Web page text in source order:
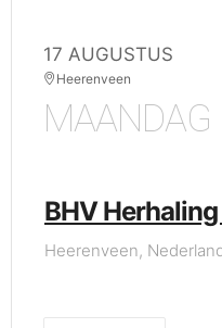
17 AUGUSTUS
Heerenveen
MAANDAG
BHV
Heerenveen,